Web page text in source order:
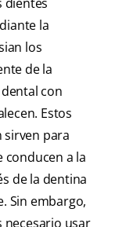
la
los
de la
con
Estos
para
a la
de la dentina
Sin embargo,
necesario usar